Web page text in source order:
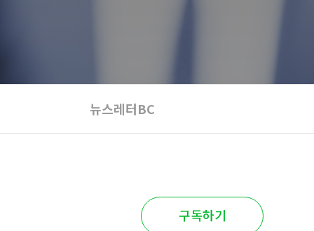
뉴스레터BC
구독하기